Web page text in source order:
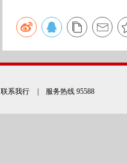
联系我行 | 服务热线 95588